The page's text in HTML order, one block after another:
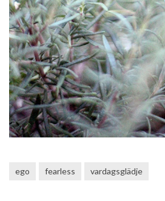
ego fearless vardagsglädje